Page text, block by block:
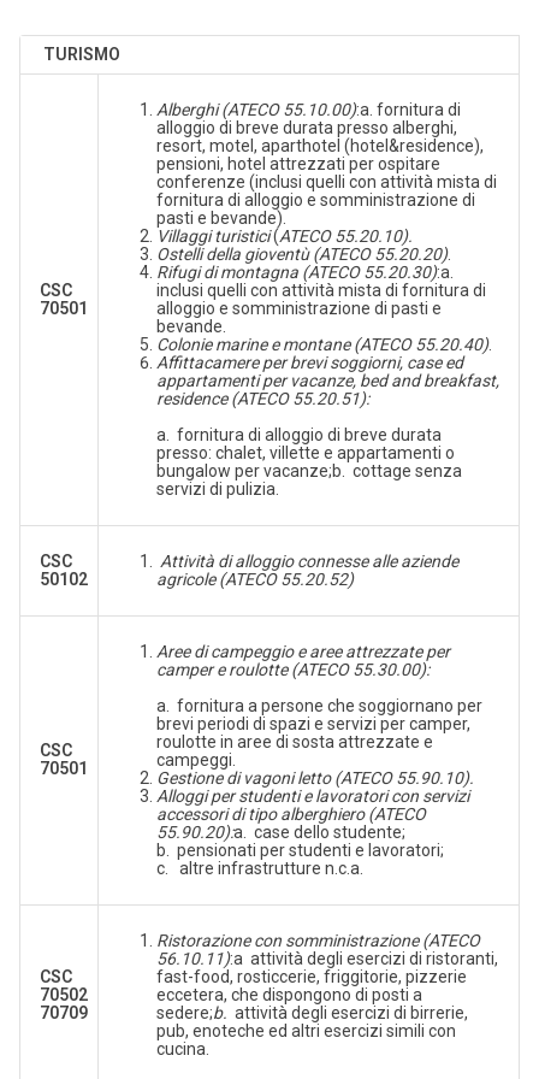
TURISMO
CSC
70501
Alberghi (ATECO 55.10.00):a. fornitura di
alloggio di breve durata presso alberghi,
resort, motel, aparthotel (hotel&residence),
pensioni, hotel attrezzati per ospitare
conferenze (inclusi quelli con attività mista di
fornitura di alloggio e somministrazione di
pasti e bevande).
Villaggi turistici(ATECO 55.20.10).
Ostelli della gioventù (ATECO 55.20.20).
Rifugi di montagna (ATECO 55.20.30):a.
inclusi quelli con attività mista di fornitura di
alloggio e somministrazione di pasti e
bevande.
Colonie marine e montane (ATECO 55.20.40).
Affittacamere per brevi soggiorni, case ed
appartamenti per vacanze, bed and breakfast,
residence (ATECO 55.20.51):
a. fornitura di alloggio di breve durata
presso: chalet, villette e appartamenti o
bungalow per vacanze;b. cottage senza
servizi di pulizia.
CSC
50102
Attività di alloggio connesse alle aziende
agricole (ATECO 55.20.52)
CSC
70501
Aree di campeggio e aree attrezzate per
camper e roulotte (ATECO 55.30.00):
a. fornitura a persone che soggiornano per
brevi periodi di spazi e servizi per camper,
roulotte in aree di sosta attrezzate e
campeggi.
Gestione di vagoni letto (ATECO 55.90.10).
Alloggi per studenti e lavoratori con servizi
accessori di tipo alberghiero (ATECO
55.90.20):a. case dello studente;
b. pensionati per studenti e lavoratori;
c. altre infrastrutture n.c.a.
CSC
70502
70709
Ristorazione con somministrazione (ATECO
56.10.11):a attività degli esercizi di ristoranti,
fast-food, rosticcerie, friggitorie, pizzerie
eccetera, che dispongono di posti a
sedere;b. attività degli esercizi di birrerie,
pub, enoteche ed altri esercizi simili con
cucina.